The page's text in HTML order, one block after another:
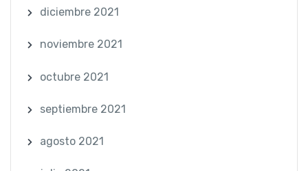
diciembre 2021
noviembre 2021
octubre 2021
septiembre 2021
agosto 2021